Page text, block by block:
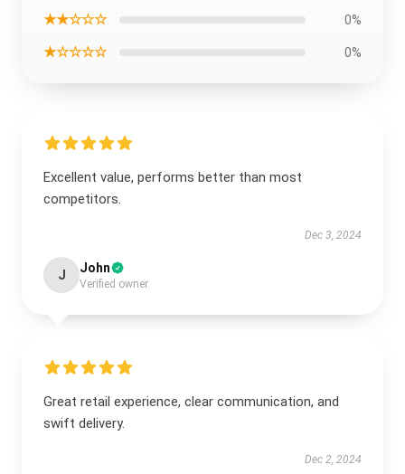
★★☆☆☆ 0%
★☆☆☆☆ 0%
Excellent value, performs better than most
competitors.
Dec 3, 2024
J John
Verified owner
Great retail experience, clear communication, and
swift delivery.
Dec 2, 2024